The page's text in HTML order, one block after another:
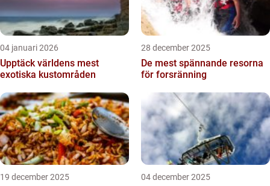
04 januari 2026
Upptäck världens mest
exotiska kustområden
28 december 2025
De mest spännande resorna
för forsränning
19 december 2025 04 december 2025